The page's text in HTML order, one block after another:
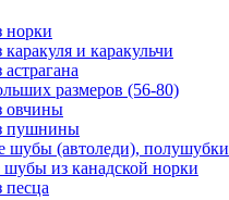
и каракульчи
размеров (56-80)
пушнины
шубы (автоледи), полушубки
из канадской норки